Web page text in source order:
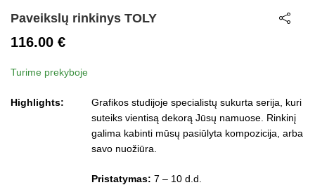
Paveikslų rinkinys TOLY
116.00 €
Turime prekyboje
Highlights:
Grafikos studijoje specialistų sukurta serija, kuri
suteiks vientisą dekorą Jūsų namuose. Rinkinį
galima kabinti mūsų pasiūlyta kompozicija, arba
savo nuožiūra.
Pristatymas: 7 – 10 d.d.